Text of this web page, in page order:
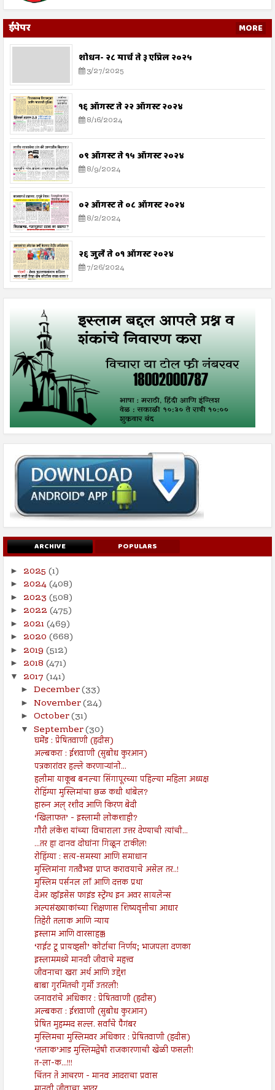
ईपेपर MORE
शोधन- २८ मार्च ते ३ एप्रिल २०२५
3/27/2025
१६ ऑगस्ट ते २२ ऑगस्ट २०२४
8/16/2024
०९ ऑगस्ट ते १५ ऑगस्ट २०२४
8/9/2024
०२ ऑगस्ट ते ०८ ऑगस्ट २०२४
8/2/2024
२६ जुलै ते ०१ ऑगस्ट २०२४
7/26/2024
ARCHIVE POPULARS
► 2025 (1)
► 2024(408)
► 2023 (508)
► 2022 (475)
► 2021(469)
► 2020 (668)
► 2019 (512)
► 2018 (471)
▼ 2017 (141)
► December(33)
► November(24)
► October(31)
▼ September(30)
घमेंड : प्रेषितवाणी (हदीस)
अल्बकरा : ईशवाणी (सुबोध कुरआन)
पत्रकारांवर हल्ले करणाऱ्यांनो...
हलीमा याकूब बनल्या सिंगापूरच्या पहिल्या महिला अध्यक्ष
रोहिंग्या मुस्लिमांचा छळ कधी थांबेल?
हारुन अल् रशीद आणि किरण बेदी
‘खिलाफत’ - इस्लामी लोकशाही?
गौरी लंकेश यांच्या विचाराला उत्तर देण्याची त्यांची...
...तर हा दानव दोघांना गिळून टाकील!
रोहिंग्या : सत्य-समस्या आणि समाधान
मुस्लिमांना गतवैभव प्राप्त करावयाचे असेल तर..!
मुस्लिम पर्सनल लॉ आणि दत्तक प्रथा
देअर व्हॉइसेस फाइंड स्ट्रेंग्थ इन अवर सायलेन्स
अल्पसंख्याकांच्या शिक्षणास शिष्यवृत्तीचा आधार
तिहेरी तलाक आणि न्याय
इस्लाम आणि वारसाहक्क
‘राईट टू प्रायव्हसी’ कोर्टाचा निर्णय; भाजपला दणका
इस्लाममध्ये मानवी जीवाचे महत्त्व
जीवनाचा खरा अर्थ आणि उद्देश
बाबा गुरमितची गुर्मी उतरली!
जनावरांचे अधिकार : प्रेषितवाणी (हदीस)
अल्बकरा : ईशवाणी (सुबोध कुरआन)
प्रेषित मुहम्मद सल्ल. सर्वांचे पैगंबर
मुस्लिमचा मुस्लिमवर अधिकार : प्रेषितवाणी (हदीस)
‘तलाक’आड मुस्लिमद्वेषी राजकारणाची खेळी फसली!
त-ला-क...!!!
चिंतन ते आचरण - मानव आदराचा प्रवास